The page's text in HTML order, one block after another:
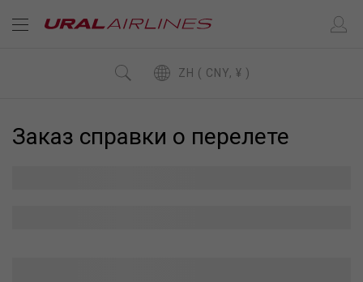
ZH ( CNY, ¥ )
Заказ справки о перелете